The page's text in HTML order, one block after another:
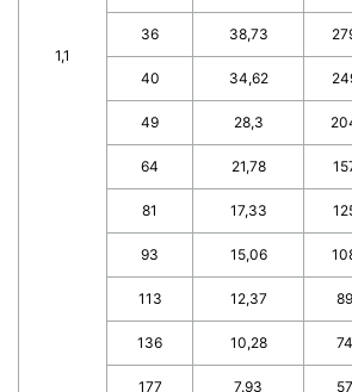
1,1
36 38,73
40 34,62
49 28,3
64 21,78
81 17,33
93 15,06
113 12,37 89
136 10,28 74
177 7.93 57